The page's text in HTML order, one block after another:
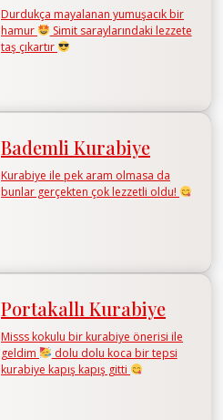
Durdukça mayalanan yumuşacık bir
hamur
Simit saraylarındaki lezzete
taş çıkartır
Bademli Kurabiye
Kurabiye ile pek aram olmasa da
bunlar gerçekten çok lezzetli oldu!
Portakallı Kurabiye
Misss kokulu bir kurabiye önerisi ile
geldim
dolu dolu koca bir tepsi
kurabiye kapış kapış gitti